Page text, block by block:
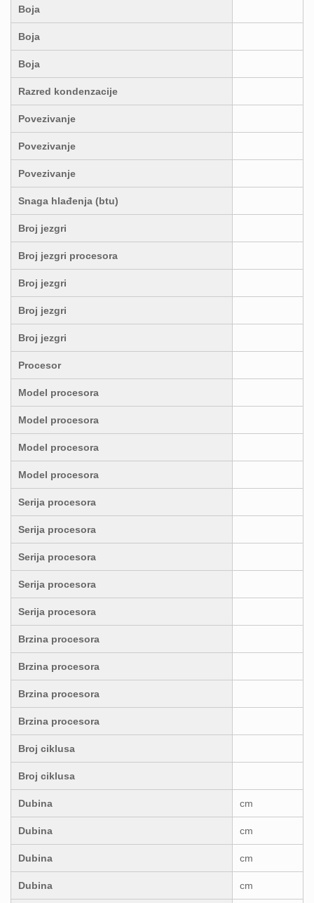
Boja
Boja
Boja
Razred kondenzacije
Povezivanje
Povezivanje
Povezivanje
Snaga hlađenja (btu)
Broj jezgri
Broj jezgri procesora
Broj jezgri
Broj jezgri
Broj jezgri
Procesor
Model procesora
Model procesora
Model procesora
Model procesora
Serija procesora
Serija procesora
Serija procesora
Serija procesora
Serija procesora
Brzina procesora
Brzina procesora
Brzina procesora
Brzina procesora
Broj ciklusa
Broj ciklusa
Dubina cm
Dubina cm
Dubina cm
Dubina cm